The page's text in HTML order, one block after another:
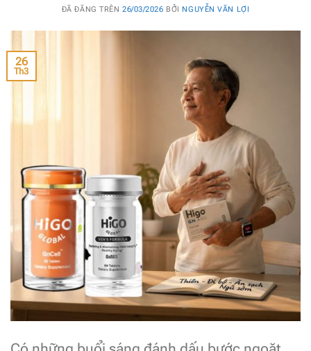
ĐÃ ĐĂNG TRÊN 26/03/2026 BỞI NGUYỄN VĂN LỢI
26
Th3